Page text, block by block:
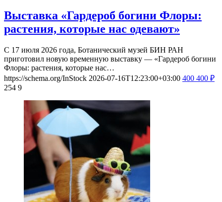
Выставка «Гардероб богини Флоры:
растения, которые нас одевают»
С 17 июля 2026 года, Ботанический музей БИН РАН
приготовил новую временную выставку — «Гардероб богини
Флоры: растения, которые нас…
https://schema.org/InStock 2026-07-16T12:23:00+03:00 400 400 ₽
254 9